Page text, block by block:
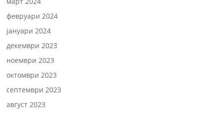
февруари 2024
јануари 2024
декември 2023
ноември 2023
октомври 2023
септември 2023
август 2023